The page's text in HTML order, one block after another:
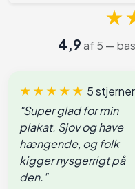
4,9af 5 —
★★★★★ 5 stjerner
"Super glad for min
plakat. Sjov og have
hængende, og folk
kigger nysgerrigt på
den."